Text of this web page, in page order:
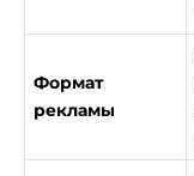
Формат
рекламы